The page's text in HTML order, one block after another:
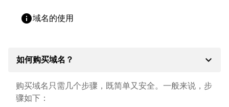
info域名的使用
如何购买域名？ expand_more
购买域名只需几个步骤，既简单又安全。一般来说，步
骤如下：